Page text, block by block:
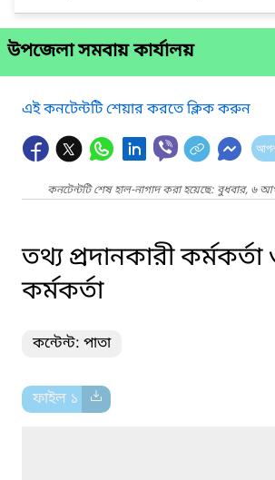
উপজেলা সমবায় কার্যালয়
এই কনটেন্টটি শেয়ার করতে ক্লিক করুন
কনটেন্টটি শেষ হাল-নাগাদ করা হয়েছে: বুধবার,
তথ্য প্রদানকারী
কর্মকর্তা
কন্টেন্ট: পাতা
ফাইল ১